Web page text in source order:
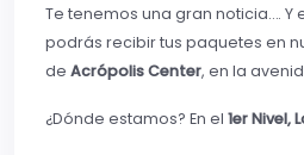
Te tenemos una gran noticia…. Y
podrás recibir tus paquetes en
de Acrópolis Center, en la
¿Dónde estamos? En el 1er Nivel,